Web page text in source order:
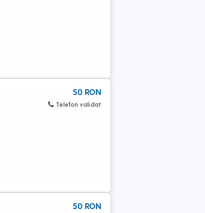
50 RON
Telefon validat
50 RON